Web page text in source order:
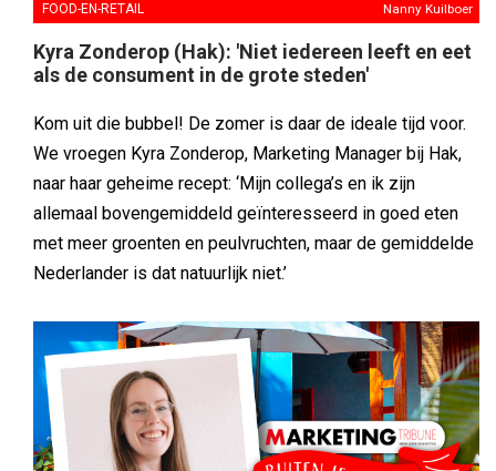
FOOD-EN-RETAIL Nanny Kuilboer
Kyra Zonderop (Hak): 'Niet iedereen leeft en eet
als de consument in de grote steden'
Kom uit die bubbel! De zomer is daar de ideale tijd voor.
We vroegen Kyra Zonderop, Marketing Manager bij Hak,
naar haar geheime recept: ‘Mijn collega’s en ik zijn
allemaal bovengemiddeld geïnteresseerd in goed eten
met meer groenten en peulvruchten, maar de gemiddelde
Nederlander is dat natuurlijk niet.’